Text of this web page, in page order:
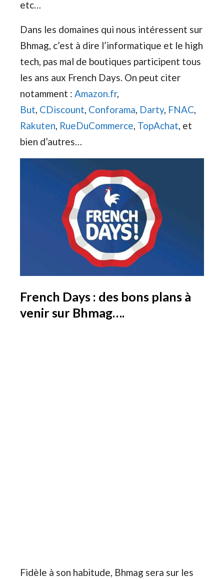
etc…
Dans les domaines qui nous intéressent sur
Bhmag, c’est à dire l’informatique et le high
tech, pas mal de boutiques participent tous
les ans aux French Days. On peut citer
notamment : Amazon.fr,
But, CDiscount, Conforama, Darty, FNAC,
Rakuten, RueDuCommerce, TopAchat, et
bien d’autres…
French Days : des bons plans à
venir sur Bhmag….
Fidèle à son habitude, Bhmag sera sur les